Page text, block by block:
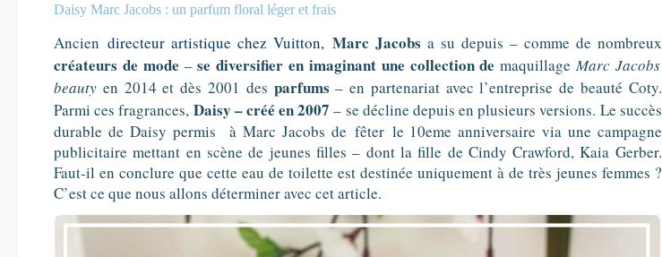
Daisy Marc Jacobs : un parfum floral léger et frais
Ancien directeur artistique chez Vuitton, Marc Jacobs a su depuis – comme de nombreux
créateurs de mode –se diversifier en imaginant une collection demaquillageMarc Jacobs
beauty en 2014 et dès 2001 des parfums – en partenariat avec l’entreprise de beauté Coty.
Parmi ces fragrances, Daisy – créé en 2007 – se décline depuis en plusieurs versions. Le succès
durable de Daisy permis à Marc Jacobs de fêter le 10eme anniversaire via une campagne
publicitaire mettant en scène de jeunes filles – dont la fille de Cindy Crawford, Kaia Gerber.
Faut-il en conclure que cette eau de toilette est destinée uniquement à de très jeunes femmes ?
C’est ce que nous allons déterminer avec cet article.